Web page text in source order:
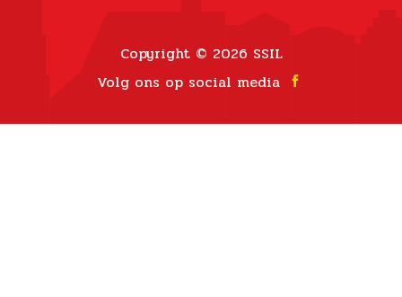
Copyright © 2026 SSIL
Volg ons op social media